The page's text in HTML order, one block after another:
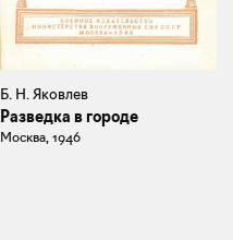
Б. Н. Яковлев
Разведка в городе
Москва, 1946